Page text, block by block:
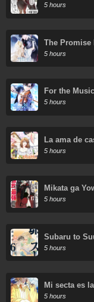
5 hours
The Promise
5 hours
For the
5 hours
La ama de
5 hours
Mikata ga
Kyuutei
Mezasu
5 hours
Subaru to
5 hours
Mi secta es
puntos
5 hours